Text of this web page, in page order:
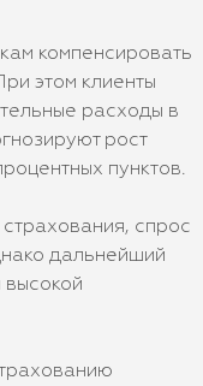
компенсировать
этом клиенты
расходы в
рост
пунктов.
спрос
дальнейший
высокой